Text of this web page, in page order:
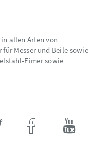
allen Arten von
Messer und Beile sowie
Eimer sowie